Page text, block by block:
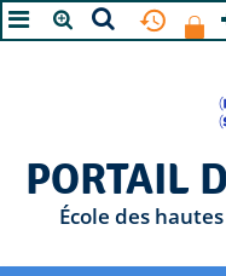
PORTAIL
École des